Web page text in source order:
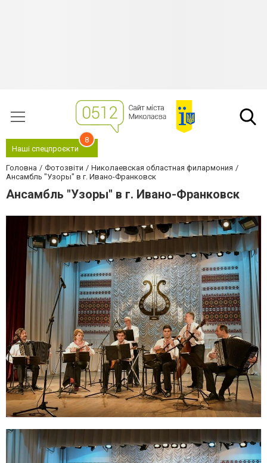
Наші спецпроєкти
8
Головна Фотозвіти
Николаевская областная филармония
Ансамбль "Узоры" в г. Ивано-Франковск
Ансамбль "Узоры" в г. Ивано-Франковск